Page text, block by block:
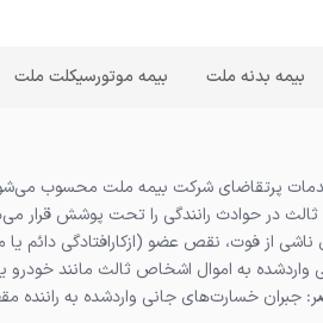
بیمه بدنه ملت بیمه موتورسیکلت ملت
پرتقاضای شرکت بیمه ملت محسوب
در حوادث رانندگی را تحت پوشش قرار
از فوت، نقص عضو (ازکارافتادگی دائم
واردشده به اموال اشخاص ثالث مانند خودرو
ر: جبران خسارت‌های جانی واردشده به راننده